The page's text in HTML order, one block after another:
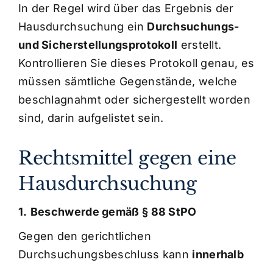
In der Regel wird über das Ergebnis der
Hausdurchsuchung ein Durchsuchungs-
und Sicherstellungsprotokoll erstellt.
Kontrollieren Sie dieses Protokoll genau, es
müssen sämtliche Gegenstände, welche
beschlagnahmt oder sichergestellt worden
sind, darin aufgelistet sein.
Rechtsmittel gegen eine
Hausdurchsuchung
1. Beschwerde gemäß § 88 StPO
Gegen den gerichtlichen
Durchsuchungsbeschluss kann innerhalb